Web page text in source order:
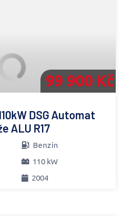
99 900 Kč
DSG Automat
ALU R17
Benzín
110 kW
2004